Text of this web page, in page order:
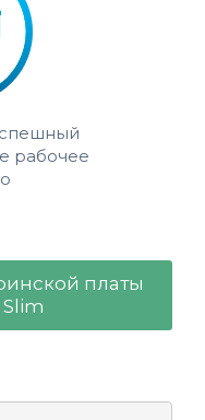
рабочее
платы